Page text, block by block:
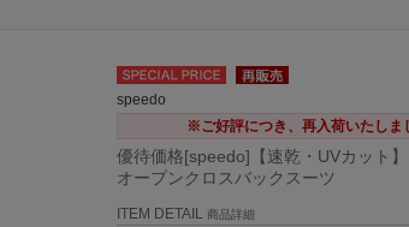
speedo
※ご好評につき、再入荷いたしま
優待価格[speedo]【速乾・UVカット
オープンクロスバックスーツ
ITEM DETAIL 商品詳細